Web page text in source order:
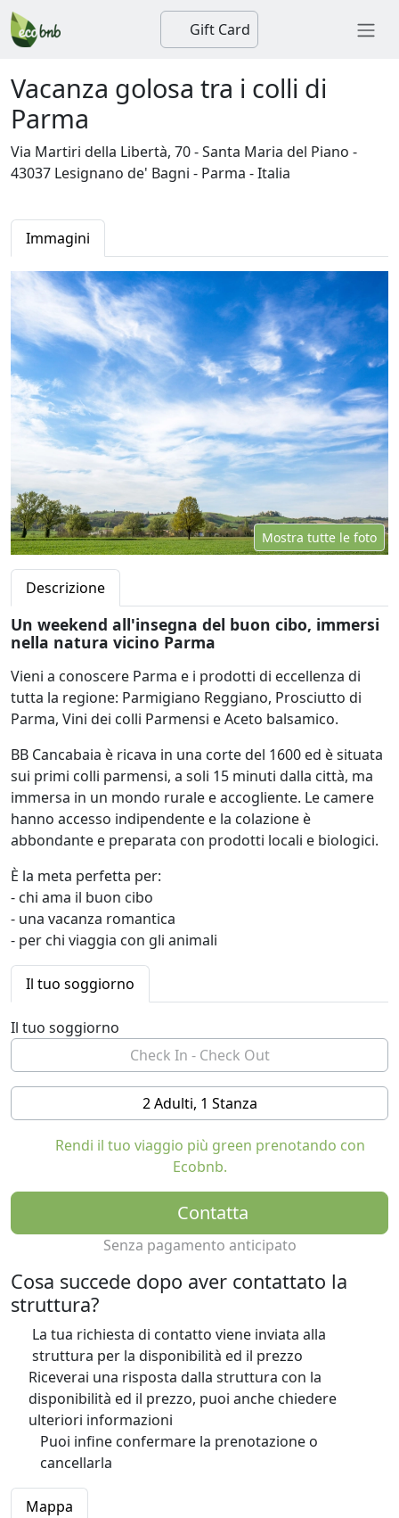
Gift Card
Vacanza golosa tra i colli di
Parma
Via Martiri della Libertà, 70 - Santa Maria del Piano -
43037 Lesignano de' Bagni - Parma - Italia
Immagini
Mostra tutte le foto
Descrizione
Un weekend all'insegna del buon cibo, immersi
nella natura vicino Parma
Vieni a conoscere Parma e i prodotti di eccellenza di
tutta la regione: Parmigiano Reggiano, Prosciutto di
Parma, Vini dei colli Parmensi e Aceto balsamico.
BB Cancabaia è ricava in una corte del 1600 ed è situata
sui primi colli parmensi, a soli 15 minuti dalla città, ma
immersa in un mondo rurale e accogliente. Le camere
hanno accesso indipendente e la colazione è
abbondante e preparata con prodotti locali e biologici.
È la meta perfetta per:
- chi ama il buon cibo
- una vacanza romantica
- per chi viaggia con gli animali
Il tuo soggiorno
Il tuo soggiorno
2 Adulti, 1 Stanza
Rendi il tuo viaggio più green prenotando con
Ecobnb.
Contatta
Senza pagamento anticipato
Cosa succede dopo aver contattato la
struttura?
La tua richiesta di contatto viene inviata alla
struttura per la disponibilità ed il prezzo
Riceverai una risposta dalla struttura con la
disponibilità ed il prezzo, puoi anche chiedere
ulteriori informazioni
Puoi infine confermare la prenotazione o
cancellarla
Mappa